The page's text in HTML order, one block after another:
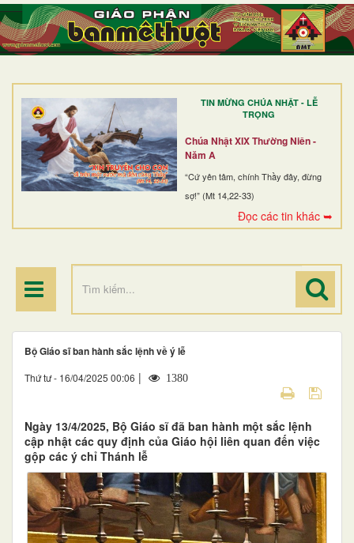
TIN MỪNG CHÚA NHẬT - LỄ
TRỌNG
Chúa Nhật XIX Thường Niên -
Năm A
“Cứ yên tâm, chính Thầy đây, đừng
sợ!” (Mt 14,22-33)
Đọc các tin khác ➥
TRANG NHẤT
GIỚI THIỆU
DÒNG TU
BAN MỤC VỤ
ĐOÀN THỂ CG
ĐIỂM HÀNH HƯƠNG
Bộ Giáo sĩ ban hành sắc lệnh về ý lễ
Thứ tư - 16/04/2025 00:06 | 1380
Ngày 13/4/2025, Bộ Giáo sĩ đã ban hành một sắc lệnh
cập nhật các quy định của Giáo hội liên quan đến việc
gộp các ý chỉ Thánh lễ